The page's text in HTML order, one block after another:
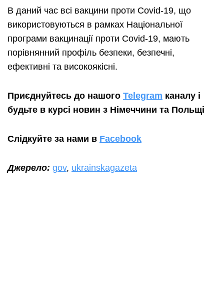
В даний час всі вакцини проти Covid-19, що
використовуються в рамках Національної
програми вакцинації проти Covid-19, мають
порівнянний профіль безпеки, безпечні,
ефективні та високоякісні.
Приєднуйтесь до нашого Telegram каналу і
будьте в курсі новин з Німеччини та Польщі
Слідкуйте за нами в Facebook
Джерело: gov, ukrainskagazeta